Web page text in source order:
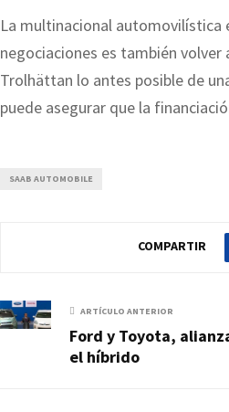
La multinacional automovilística
negociaciones es también
Trolhättan lo antes posible de
puede asegurar que la
SAAB AUTOMOBILE
COMPARTIR
ARTÍCULO ANTERIOR
Ford y Toyota,
el híbrido